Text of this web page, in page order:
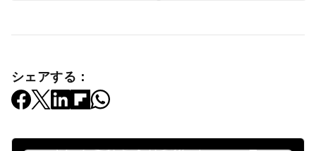
シェアする：